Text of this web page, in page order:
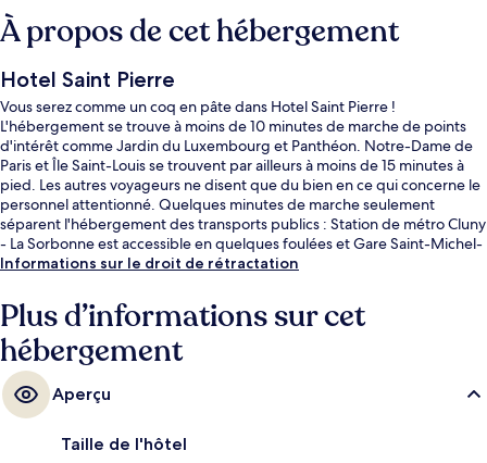
À propos de cet hébergement
Hotel Saint Pierre
Vous serez comme un coq en pâte dans Hotel Saint Pierre !
L'hébergement se trouve à moins de 10 minutes de marche de points
d'intérêt comme Jardin du Luxembourg et Panthéon. Notre-Dame de
Paris et Île Saint-Louis se trouvent par ailleurs à moins de 15 minutes à
pied. Les autres voyageurs ne disent que du bien en ce qui concerne le
personnel attentionné. Quelques minutes de marche seulement
séparent l'hébergement des transports publics : Station de métro Cluny
- La Sorbonne est accessible en quelques foulées et Gare Saint-Michel-
Notre-Dame se situe à 2 min à pied.
Informations sur le droit de rétractation
Plus d’informations sur cet
hébergement
Aperçu
Taille de l'hôtel